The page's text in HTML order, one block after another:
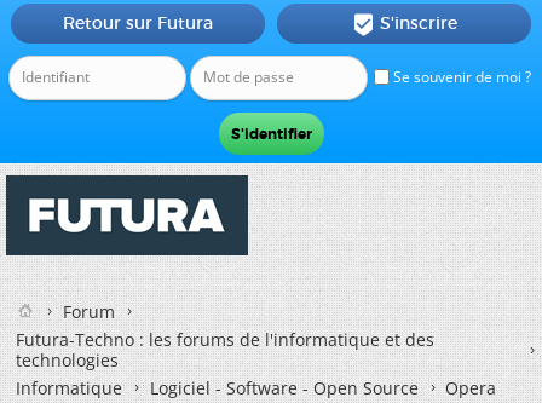
Se souvenir de moi ?
Retour sur Futura  S'inscrire
Forum
Futura-Techno : les forums de l'informatique et des
technologies
Informatique
Logiciel - Software - Open Source Opera